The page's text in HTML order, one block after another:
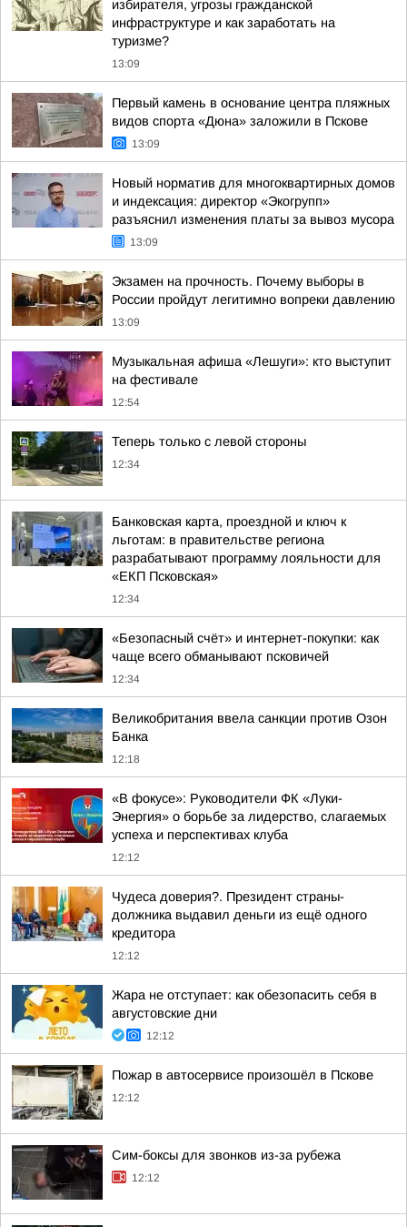
избирателя, угрозы гражданской
инфраструктуре и как заработать на
туризме?
13:09
Первый камень в основание центра пляжных
видов спорта «Дюна» заложили в Пскове
13:09
Новый норматив для многоквартирных домов
и индексация: директор «Экогрупп»
разъяснил изменения платы за вывоз мусора
13:09
Экзамен на прочность. Почему выборы в
России пройдут легитимно вопреки давлению
13:09
Музыкальная афиша «Лешуги»: кто выступит
на фестивале
12:54
Теперь только с левой стороны
12:34
Банковская карта, проездной и ключ к
льготам: в правительстве региона
разрабатывают программу лояльности для
«ЕКП Псковская»
12:34
«Безопасный счёт» и интернет-покупки: как
чаще всего обманывают псковичей
12:34
Великобритания ввела санкции против Озон
Банка
12:18
«В фокусе»: Руководители ФК «Луки-
Энергия» о борьбе за лидерство, слагаемых
успеха и перспективах клуба
12:12
Чудеса доверия?. Президент страны-
должника выдавил деньги из ещё одного
кредитора
12:12
Жара не отступает: как обезопасить себя в
августовские дни
12:12
Пожар в автосервисе произошёл в Пскове
12:12
Сим-боксы для звонков из-за рубежа
12:12